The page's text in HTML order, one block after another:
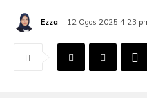
Ezza 12 Ogos 2025 4:23